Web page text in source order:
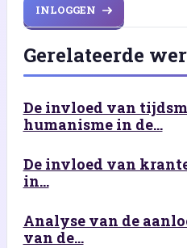
INLOGGEN
Gerelateerde
De invloed van
humanisme in de...
De invloed van
in...
Analyse van de
van de...